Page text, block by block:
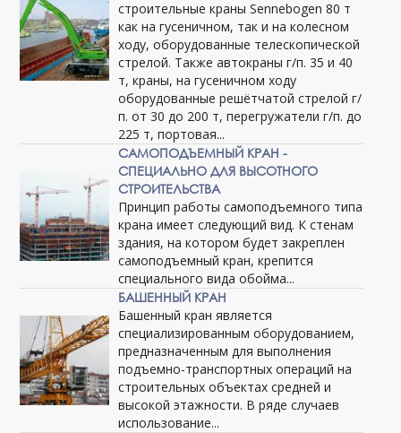
строительные краны Sennebogen 80 т
как на гусеничном, так и на колесном
ходу, оборудованные телескопической
стрелой. Также автокраны г/п. 35 и 40
т, краны, на гусеничном ходу
оборудованные решётчатой стрелой г/
п. от 30 до 200 т, перегружатели г/п. до
225 т, портовая...
САМОПОДЪЕМНЫЙ КРАН -
СПЕЦИАЛЬНО ДЛЯ ВЫСОТНОГО
СТРОИТЕЛЬСТВА
Принцип работы самоподъемного типа
крана имеет следующий вид. К стенам
здания, на котором будет закреплен
самоподъемный кран, крепится
специального вида обойма...
БАШЕННЫЙ КРАН
Башенный кран является
специализированным оборудованием,
предназначенным для выполнения
подъемно-транспортных операций на
строительных объектах средней и
высокой этажности. В ряде случаев
использование...